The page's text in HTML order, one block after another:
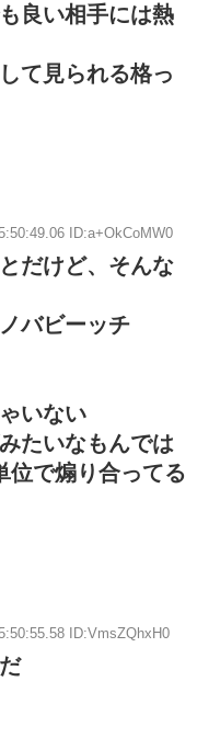
良い相手には熱
て見られる格っ
ID:a+OkCoMW0
だけど、そんな
バビーッチ
いない
たいなもんでは
位で煽り合ってる
ID:VmsZQhxH0